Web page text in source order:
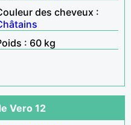
des cheveux :
: 60 kg
Vero 12